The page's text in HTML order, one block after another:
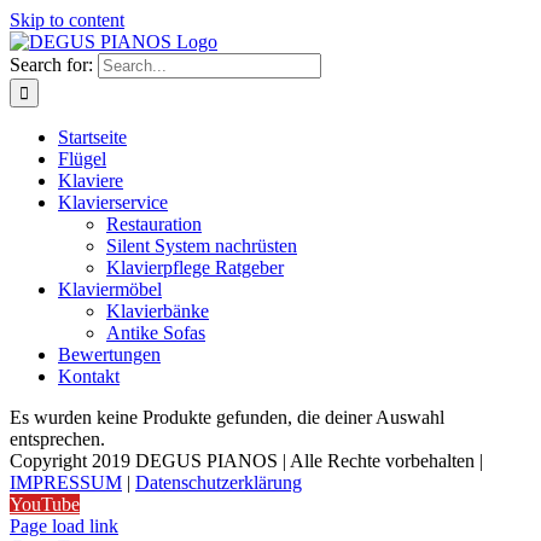
Skip to content
Search for:
Startseite
Flügel
Klaviere
Klavierservice
Restauration
Silent System nachrüsten
Klavierpflege Ratgeber
Klaviermöbel
Klavierbänke
Antike Sofas
Bewertungen
Kontakt
Es wurden keine Produkte gefunden, die deiner Auswahl
entsprechen.
Copyright 2019 DEGUS PIANOS | Alle Rechte vorbehalten |
IMPRESSUM | Datenschutzerklärung
YouTube
Page load link